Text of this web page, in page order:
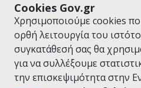
Cookies Gov.gr
Χρησιμοποιούμε cookies
ορθή λειτουργία του
συγκατάθεσή σας θα
για να συλλέξουμε
την επισκεψιμότητα στην
Όροι Χρήσης
Πολιτική Απορρήτου
Δήλωση προσβασιμότητας
Πολιτική cookies
Προτάσεις για το gov.gr
Υλοποίηση από το